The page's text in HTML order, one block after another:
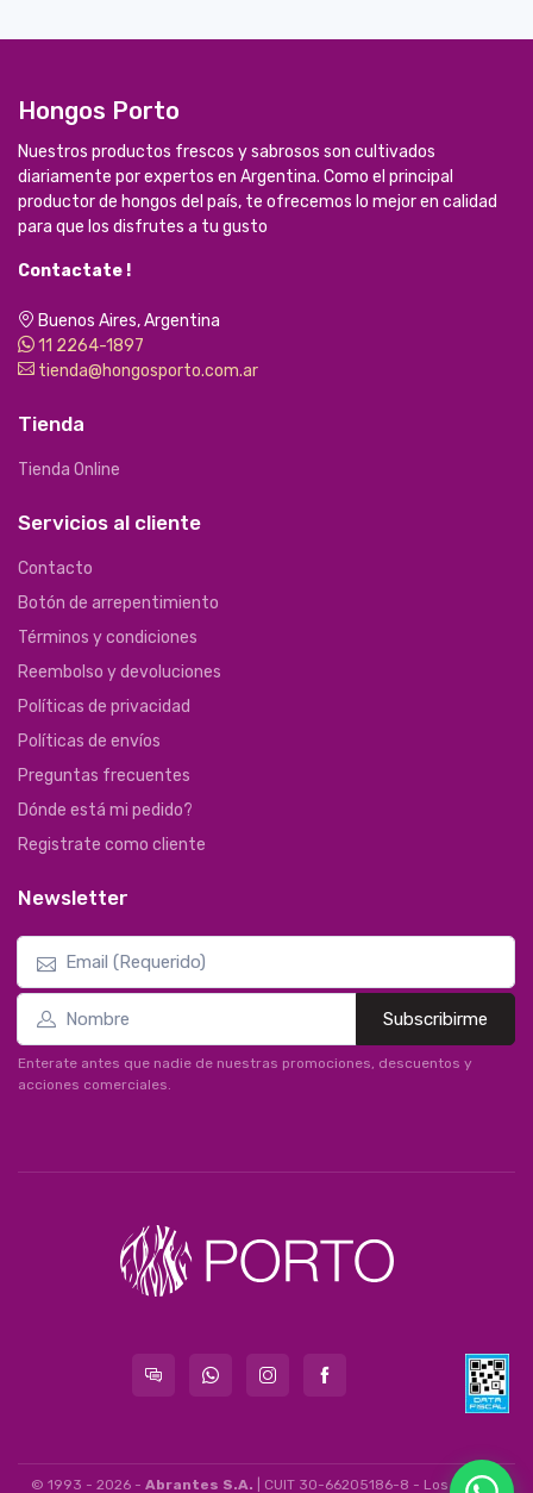
Hongos Porto
Nuestros productos frescos y sabrosos son cultivados
diariamente por expertos en Argentina. Como el principal
productor de hongos del país, te ofrecemos lo mejor en calidad
para que los disfrutes a tu gusto
Contactate !
Buenos Aires, Argentina
11 2264-1897
tienda@hongosporto.com.ar
Tienda
Tienda Online
Servicios al cliente
Contacto
Botón de arrepentimiento
Términos y condiciones
Reembolso y devoluciones
Políticas de privacidad
Políticas de envíos
Preguntas frecuentes
Dónde está mi pedido?
Registrate como cliente
Newsletter
Subscribirme
Enterate antes que nadie de nuestras promociones, descuentos y
acciones comerciales.
© 1993 - 2026 - Abrantes S.A. | CUIT 30-66205186-8 - Los Álamos